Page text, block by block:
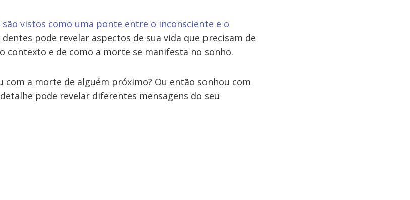
são vistos como uma ponte entre o inconsciente e o
pode revelar aspectos de sua vida que precisam de
contexto e de como a morte se manifesta no sonho.
com a morte de alguém próximo? Ou então sonhou com
pode revelar diferentes mensagens do seu